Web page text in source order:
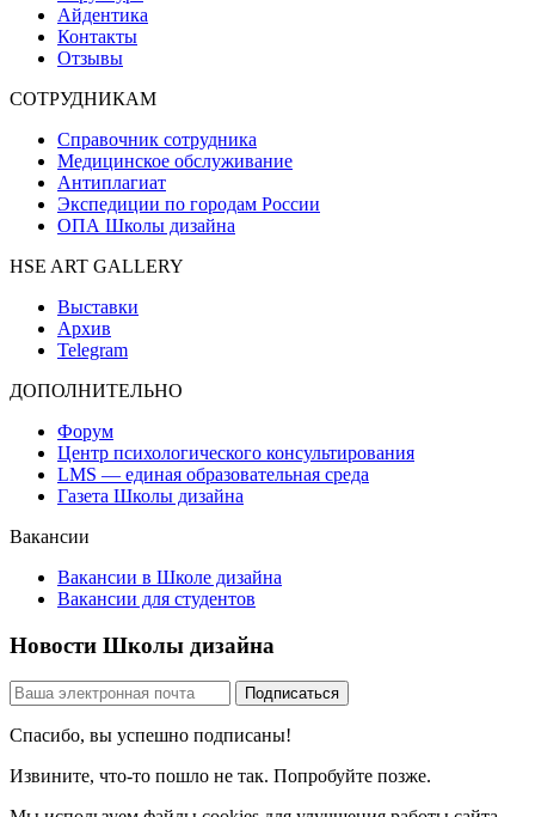
Айдентика
Контакты
Отзывы
СОТРУДНИКАМ
Справочник сотрудника
Медицинское обслуживание
Антиплагиат
Экспедиции по городам России
ОПА Школы дизайна
HSE ART GALLERY
Выставки
Архив
Telegram
ДОПОЛНИТЕЛЬНО
Форум
Центр психологического консультирования
LMS — единая образовательная среда
Газета Школы дизайна
Вакансии
Вакансии в Школе дизайна
Вакансии для студентов
Новости Школы дизайна
Спасибо, вы успешно подписаны!
Извините, что-то пошло не так. Попробуйте позже.